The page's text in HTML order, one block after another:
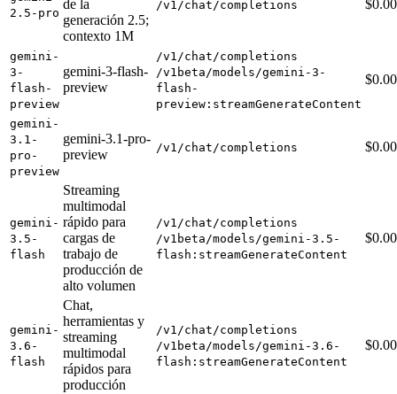
2.5-pro
de la
generación 2.5;
contexto 1M
/v1/chat/completions
gemini-
3-
flash-
preview
gemini-3-flash-
preview
/v1/chat/completions
/v1beta/models/gemini-3-
flash-
preview:streamGenerateContent
gemini-
3.1-
pro-
preview
gemini-3.1-pro-
preview
/v1/chat/completions
gemini-
3.5-
flash
Streaming
multimodal
rápido para
cargas de
trabajo de
producción de
alto volumen
/v1/chat/completions
/v1beta/models/gemini-3.5-
flash:streamGenerateContent
gemini-
3.6-
flash
Chat,
herramientas y
streaming
multimodal
rápidos para
producción
/v1/chat/completions
/v1beta/models/gemini-3.6-
flash:streamGenerateContent